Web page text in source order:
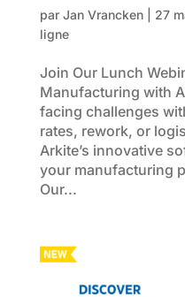
par Jan Vrancken| 27
ligne
Join Our Lunch
Manufacturing with
facing challenges
rates, rework, or
Arkite’s innovative
your manufacturing
Our...